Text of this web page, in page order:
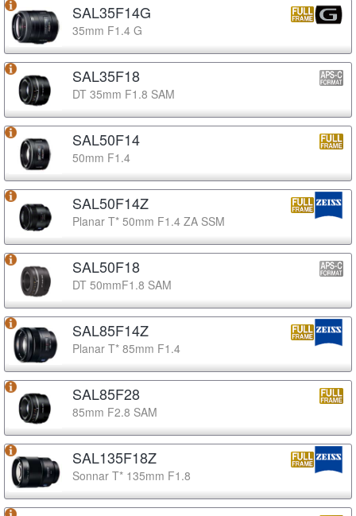
SAL35F14G
35mm F1.4 G
SAL35F18
DT 35mm F1.8 SAM
SAL50F14
50mm F1.4
SAL50F14Z
Planar T* 50mm F1.4 ZA SSM
SAL50F18
DT 50mmF1.8 SAM
SAL85F14Z
Planar T* 85mm F1.4
SAL85F28
85mm F2.8 SAM
SAL135F18Z
Sonnar T* 135mm F1.8